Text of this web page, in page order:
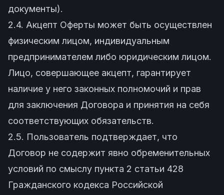
документы).
2.4. Акцепт Оферты может быть осуществлен
физическим лицом, индивидуальным
предпринимателем либо юридическим лицом.
Лицо, совершающее акцепт, гарантирует
наличие у него законных полномочий и прав
для заключения Договора и принятия на себя
соответствующих обязательств.
2.5. Пользователь подтверждает, что
Договор не содержит явно обременительных
условий по смыслу пункта 2 статьи 428
Гражданского кодекса Российской